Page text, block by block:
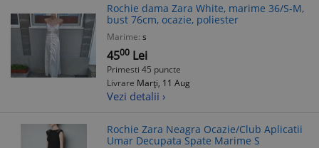
Rochie dama Zara White, marime 36/S-M,
bust 76cm, ocazie, poliester
Marime: s
4500 Lei
Primesti 45 puncte
Livrare Marți, 11 Aug
Vezi detalii ›
Rochie Zara Neagra Ocazie/Club Aplicatii
Umar Decupata Spate Marime S